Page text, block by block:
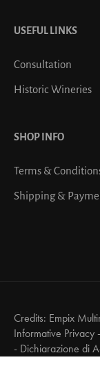
USEFUL LINKS
Consultation
Historic Wineries
SHOP INFO
Terms &
Shipping &
Credits: Empix
Informative Privacy -
- Dichiarazione di